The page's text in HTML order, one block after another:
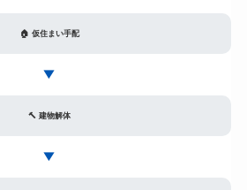
🏠 仮住まい手配
▶
🔨 建物解体
▶